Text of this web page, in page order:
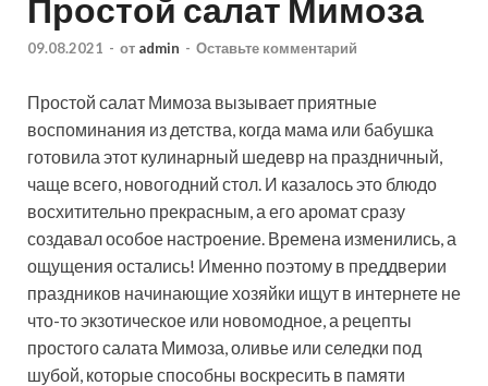
Простой салат Мимоза
09.08.2021 - от admin - Оставьте комментарий
Простой салат Мимоза вызывает приятные
воспоминания из детства, когда мама или бабушка
готовила этот кулинарный шедевр на праздничный,
чаще всего, новогодний стол. И казалось это блюдо
восхитительно прекрасным, а его аромат сразу
создавал особое настроение. Времена изменились, а
ощущения остались! Именно поэтому в преддверии
праздников начинающие хозяйки ищут в интернете не
что-то экзотическое или новомодное, а рецепты
простого салата Мимоза, оливье или селедки под
шубой, которые способны воскресить в памяти